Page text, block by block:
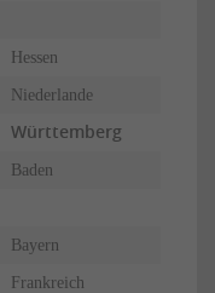
Hessen
Niederlande
Württemberg
Baden
Bayern
Frankreich